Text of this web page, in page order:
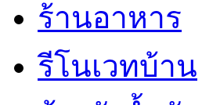
ร้านอาหาร
รีโนเวทบ้าน